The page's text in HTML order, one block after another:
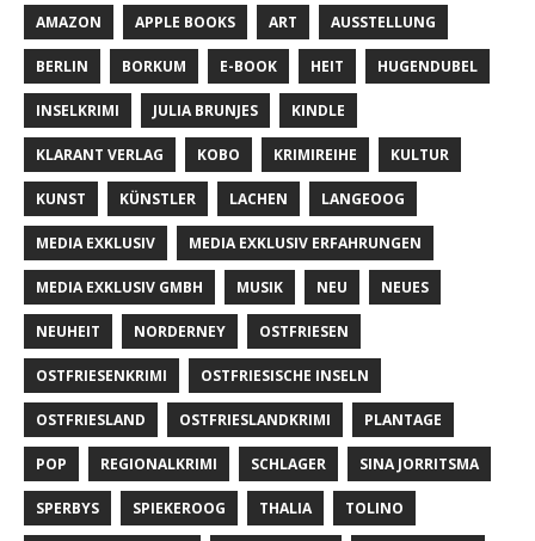
AMAZON APPLE BOOKS ART AUSSTELLUNG
BERLIN BORKUM E-BOOK HEIT HUGENDUBEL
INSELKRIMI JULIA BRUNJES KINDLE
KLARANT VERLAG KOBO KRIMIREIHE KULTUR
KUNST KÜNSTLER LACHEN LANGEOOG
MEDIA EXKLUSIV MEDIA EXKLUSIV ERFAHRUNGEN
MEDIA EXKLUSIV GMBH MUSIK NEU NEUES
NEUHEIT NORDERNEY OSTFRIESEN
OSTFRIESENKRIMI OSTFRIESISCHE INSELN
OSTFRIESLAND OSTFRIESLANDKRIMI PLANTAGE
POP REGIONALKRIMI SCHLAGER SINA JORRITSMA
SPERBYS SPIEKEROOG THALIA TOLINO